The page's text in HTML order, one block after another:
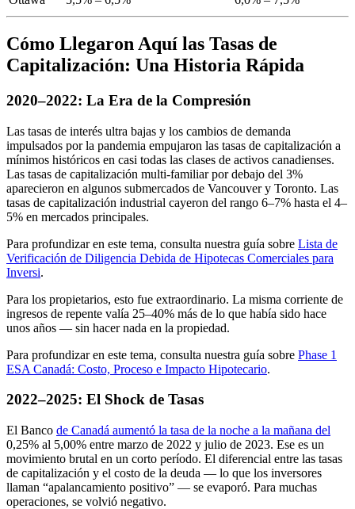
Cómo Llegaron Aquí las Tasas de
Capitalización: Una Historia Rápida
2020–2022: La Era de la Compresión
Las tasas de interés ultra bajas y los cambios de demanda
impulsados por la pandemia empujaron las tasas de capitalización a
mínimos históricos en casi todas las clases de activos canadienses.
Las tasas de capitalización multi-familiar por debajo del 3%
aparecieron en algunos submercados de Vancouver y Toronto. Las
tasas de capitalización industrial cayeron del rango 6–7% hasta el 4–
5% en mercados principales.
Para profundizar en este tema, consulta nuestra guía sobre Lista de
Verificación de Diligencia Debida de Hipotecas Comerciales para
Inversi.
Para los propietarios, esto fue extraordinario. La misma corriente de
ingresos de repente valía 25–40% más de lo que había sido hace
unos años — sin hacer nada en la propiedad.
Para profundizar en este tema, consulta nuestra guía sobre Phase 1
ESA Canadá: Costo, Proceso e Impacto Hipotecario.
2022–2025: El Shock de Tasas
El Banco de Canadá aumentó la tasa de la noche a la mañana del
0,25% al 5,00% entre marzo de 2022 y julio de 2023. Ese es un
movimiento brutal en un corto período. El diferencial entre las tasas
de capitalización y el costo de la deuda — lo que los inversores
llaman “apalancamiento positivo” — se evaporó. Para muchas
operaciones, se volvió negativo.